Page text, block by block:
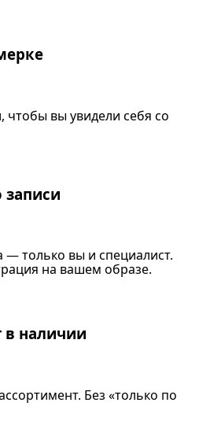
чтобы вы увидели себя со
— только вы и специалист.
на вашем образе.
в наличии
Без «только по